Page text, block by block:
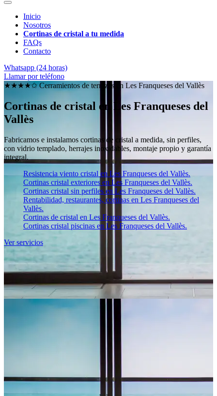
Inicio
Nosotros
Cortinas de cristal a tu medida
FAQs
Contacto
Whatsapp (24 horas)
Llamar por teléfono
★★★★✩ Cerramientos de terrazas en Les Franqueses del Vallès
Cortinas de cristal en Les Franqueses del
Vallès
Fabricamos e instalamos cortinas de cristal a medida, sin perfiles,
con vidrio templado, herrajes inoxidables, montaje propio y garantía
integral.
Resistencia viento cristal en Les Franqueses del Vallès.
Cortinas cristal exteriores en Les Franqueses del Vallès.
Cortinas cristal sin perfiles en Les Franqueses del Vallès.
Rentabilidad, restaurantes, cortinas en Les Franqueses del
Vallès.
Cortinas de cristal en Les Franqueses del Vallès.
Cortinas cristal piscinas en Les Franqueses del Vallès.
Ver servicios